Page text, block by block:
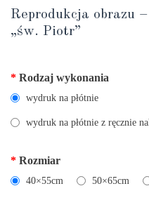
Reprodukcja obrazu
„św. Piotr”
* Rodzaj wykonania
wydruk na płótnie
wydruk na płótnie z ręcznie
* Rozmiar
40×55cm 50×65cm